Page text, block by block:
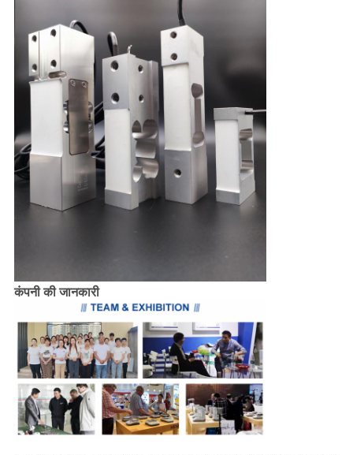
कंपनी की जानकारी